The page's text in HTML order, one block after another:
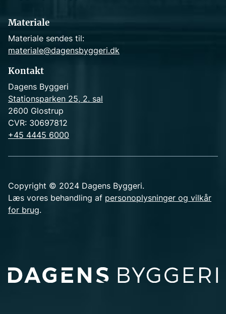
Materiale
Materiale sendes til:
materiale@dagensbyggeri.dk
Kontakt
Dagens Byggeri
Stationsparken 25, 2. sal
2600 Glostrup
CVR: 30697812
+45 4445 6000
Copyright © 2024 Dagens Byggeri.
Læs vores behandling af personoplysninger og vilkår
for brug.